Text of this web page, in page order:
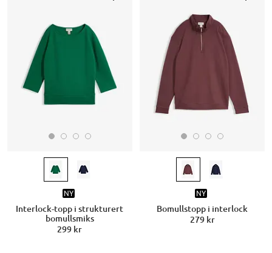
NY
Interlock-topp i strukturert
bomullsmiks
299 kr
NY
Bomullstopp i interlock
279 kr